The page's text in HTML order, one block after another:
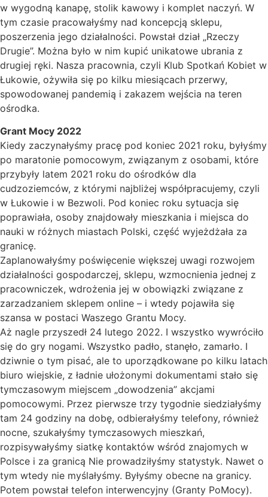
w wygodną kanapę, stolik kawowy i komplet naczyń. W
tym czasie pracowałyśmy nad koncepcją sklepu,
poszerzenia jego działalności. Powstał dział „Rzeczy
Drugie”. Można było w nim kupić unikatowe ubrania z
drugiej ręki. Nasza pracownia, czyli Klub Spotkań Kobiet w
Łukowie, ożywiła się po kilku miesiącach przerwy,
spowodowanej pandemią i zakazem wejścia na teren
ośrodka.
Grant Mocy 2022
Kiedy zaczynałyśmy pracę pod koniec 2021 roku, byłyśmy
po maratonie pomocowym, związanym z osobami, które
przybyły latem 2021 roku do ośrodków dla
cudzoziemców, z którymi najbliżej współpracujemy, czyli
w Łukowie i w Bezwoli. Pod koniec roku sytuacja się
poprawiała, osoby znajdowały mieszkania i miejsca do
nauki w różnych miastach Polski, część wyjeżdżała za
granicę.
Zaplanowałyśmy poświęcenie większej uwagi rozwojem
działalności gospodarczej, sklepu, wzmocnienia jednej z
pracowniczek, wdrożenia jej w obowiązki związane z
zarzadzaniem sklepem online – i wtedy pojawiła się
szansa w postaci Waszego Grantu Mocy.
Aż nagle przyszedł 24 lutego 2022. I wszystko wywróciło
się do gry nogami. Wszystko padło, stanęło, zamarło. I
dziwnie o tym pisać, ale to uporządkowane po kilku latach
biuro wiejskie, z ładnie ułożonymi dokumentami stało się
tymczasowym miejscem „dowodzenia” akcjami
pomocowymi. Przez pierwsze trzy tygodnie siedziałyśmy
tam 24 godziny na dobę, odbierałyśmy telefony, również
nocne, szukałyśmy tymczasowych mieszkań,
rozpisywałyśmy siatkę kontaktów wśród znajomych w
Polsce i za granicą Nie prowadziłyśmy statystyk. Nawet o
tym wtedy nie myślałyśmy. Byłyśmy obecne na granicy.
Potem powstał telefon interwencyjny (Granty PoMocy).